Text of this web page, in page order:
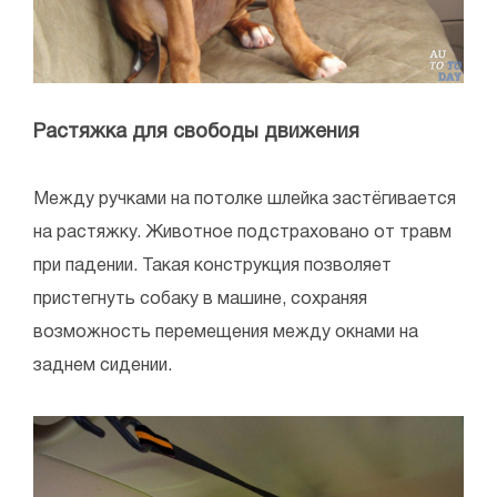
Растяжка для свободы движения
Между ручками на потолке шлейка застёгивается
на растяжку. Животное подстраховано от травм
при падении. Такая конструкция позволяет
пристегнуть собаку в машине, сохраняя
возможность перемещения между окнами на
заднем сидении.